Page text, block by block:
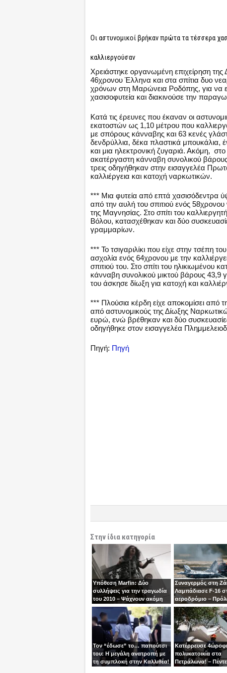
Οι αστυνομικοί βρήκαν πρώτα τα τέσσερα
καλλιεργούσαν
Χρειάστηκε οργανωμένη επιχείρηση
46χρονου Έλληνα και στα σπίτια δυο
χρόνων στη Μαρώνεια Ροδόπης, για να
χασισοφυτεία και διακινούσε την
Κατά τις έρευνες που έκαναν οι
εκατοστών ως 1,10 μέτρου που
με σπόρους κάνναβης και 63 κενές
δενδρύλλια, δέκα πλαστικά μπουκάλια,
και μια ηλεκτρονική ζυγαριά. Ακόμη,
ακατέργαστη κάνναβη συνολικού
τρεις οδηγήθηκαν στην εισαγγελέα
καλλιέργεια και κατοχή ναρκωτικών.
*** Μια φυτεία από επτά χασισόδεντρα
από την αυλή του σπιτιού ενός
της Μαγνησίας. Στο σπίτι του
Βόλου, κατασχέθηκαν και δύο
γραμμαρίων.
*** Το τσιγαριλίκι που είχε στην
ασχολία ενός 64χρονου με την
σπιτιού του. Στο σπίτι του ηλικιωμένου
κάνναβη συνολικού μικτού βάρους 43,9
του άσκησε δίωξη για κατοχή και
*** Πλούσια κέρδη είχε αποκομίσει από
από αστυνομικούς της Δίωξης
ευρώ, ενώ βρέθηκαν και δύο
οδηγήθηκε στον εισαγγελέα
Πηγή: Πηγή
Στην ίδια κατηγορία
Υπόθεση Marfin: Δύο
συλλήψεις για την τραγωδία
του 2010 – Ψάχνουν ακόμη
μία γυναίκα
Συναγερμός στη
Λαμπάδιασε F-16
αεροδρόμιο –
βγει την τελευταία
χειριστής
Τον “έδωσε” το… παπούτσι
του: Η μεγάλη ανατροπή με
τη συμπλοκή στην Καλλιθέα!
Κατέρρευσε
πολυκατοικία στα
Πετράλωνα! – Πέντε